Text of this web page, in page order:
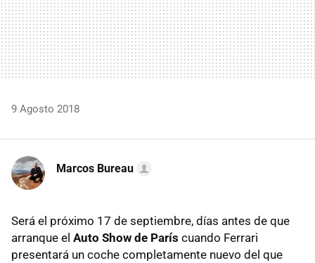
9 Agosto 2018
Marcos Bureau
Será el próximo 17 de septiembre, días antes de que
arranque el Auto Show de París cuando Ferrari
presentará un coche completamente nuevo del que